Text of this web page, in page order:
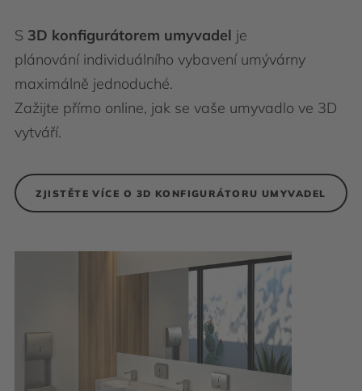
S 3D konfigurátorem umyvadel je
plánování individuálního vybavení umývárny
maximálně jednoduché.
Zažijte přímo online, jak se vaše umyvadlo ve 3D
vytváří.
ZJISTĚTE VÍCE O 3D KONFIGURÁTORU UMYVADEL